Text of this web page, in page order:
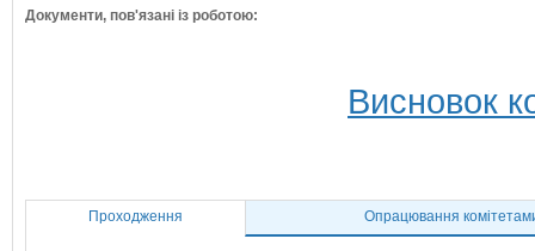
Документи, пов'язані із роботою:
Висновок
Проходження Опрацювання